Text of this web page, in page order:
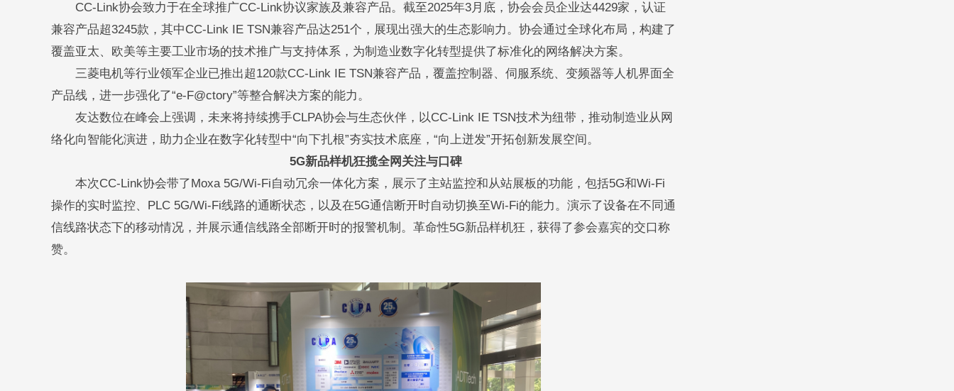
CC-Link协会致力于在全球推广CC-Link协议家族及兼容产品。截至2025年3月底，协会会员企业达4429家，认证
兼容产品超3245款，其中CC-Link IE TSN兼容产品达251个，展现出强大的生态影响力。协会通过全球化布局，构建了
覆盖亚太、欧美等主要工业市场的技术推广与支持体系，为制造业数字化转型提供了标准化的网络解决方案。
三菱电机等行业领军企业已推出超120款CC-Link IE TSN兼容产品，覆盖控制器、伺服系统、变频器等人机界面全
产品线，进一步强化了“e-F@ctory”等整合解决方案的能力。
友达数位在峰会上强调，未来将持续携手CLPA协会与生态伙伴，以CC-Link IE TSN技术为纽带，推动制造业从网
络化向智能化演进，助力企业在数字化转型中“向下扎根”夯实技术底座，“向上迸发”开拓创新发展空间。
5G新品样机狂揽全网关注与口碑
本次CC-Link协会带了Moxa 5G/Wi-Fi自动冗余一体化方案，展示了主站监控和从站展板的功能，包括5G和Wi-Fi
操作的实时监控、PLC 5G/Wi-Fi线路的通断状态，以及在5G通信断开时自动切换至Wi-Fi的能力。演示了设备在不同通
信线路状态下的移动情况，并展示通信线路全部断开时的报警机制。革命性5G新品样机狂，获得了参会嘉宾的交口称
赞。